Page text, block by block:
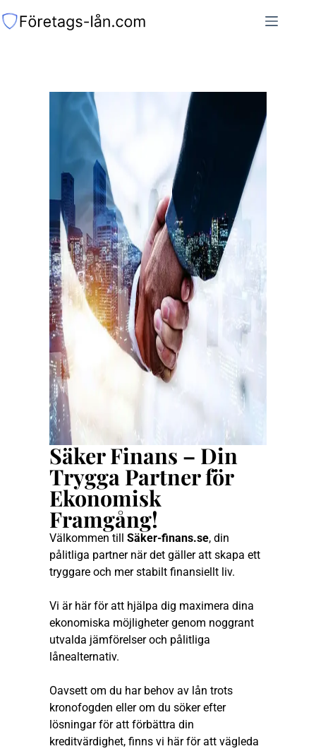
Säker Finans – Din
Trygga Partner för
Ekonomisk
Framgång!
Välkommen till Säker-finans.se, din
pålitliga partner när det gäller att skapa ett
tryggare och mer stabilt finansiellt liv.
Vi är här för att hjälpa dig maximera dina
ekonomiska möjligheter genom noggrant
utvalda jämförelser och pålitliga
lånealternativ.
Oavsett om du har behov av lån trots
kronofogden eller om du söker efter
lösningar för att förbättra din
kreditvärdighet, finns vi här för att vägleda